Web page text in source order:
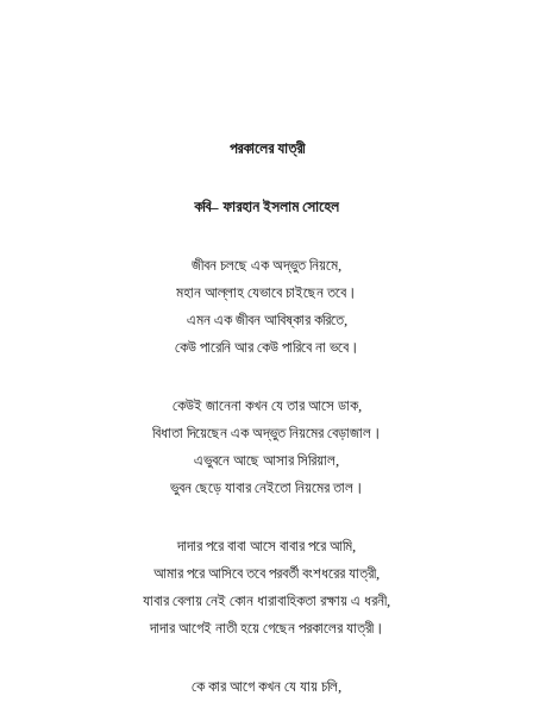
পরকালের যাত্রী
কবি– ফারহান ইসলাম সোহেল
জীবন চলছে এক অদ্ভুত নিয়মে,
মহান আল্লাহ যেভাবে চাইছেন তবে।
এমন এক জীবন আবিষ্কার করিতে,
কেউ পারেনি আর কেউ পারিবে না ভবে।
কেউই জানেনা কখন যে তার আসে ডাক,
বিধাতা দিয়েছেন এক অদ্ভুত নিয়মের বেড়াজাল।
এভুবনে আছে আসার সিরিয়াল,
ভুবন ছেড়ে যাবার নেইতো নিয়মের তাল।
দাদার পরে বাবা আসে বাবার পরে আমি,
আমার পরে আসিবে তবে পরবর্তী বংশধরের যাত্রী,
যাবার বেলায় নেই কোন ধারাবাহিকতা রক্ষায় এ ধরনী,
দাদার আগেই নাতী হয়ে গেছেন পরকালের যাত্রী।
কে কার আগে কখন যে যায় চলি,